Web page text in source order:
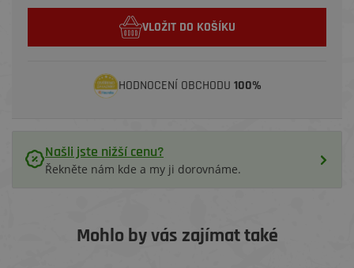
VLOŽIT DO KOŠÍKU
HODNOCENÍ OBCHODU 100%
Našli jste nižší cenu?
Řekněte nám kde a my ji dorovnáme.
Mohlo by vás zajímat také